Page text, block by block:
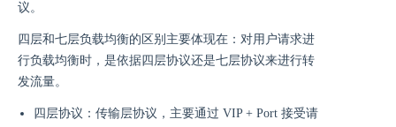
议。
四层和七层负载均衡的区别主要体现在：对用户请求进
行负载均衡时，是依据四层协议还是七层协议来进行转
发流量。
四层协议：传输层协议，主要通过 VIP + Port 接受请